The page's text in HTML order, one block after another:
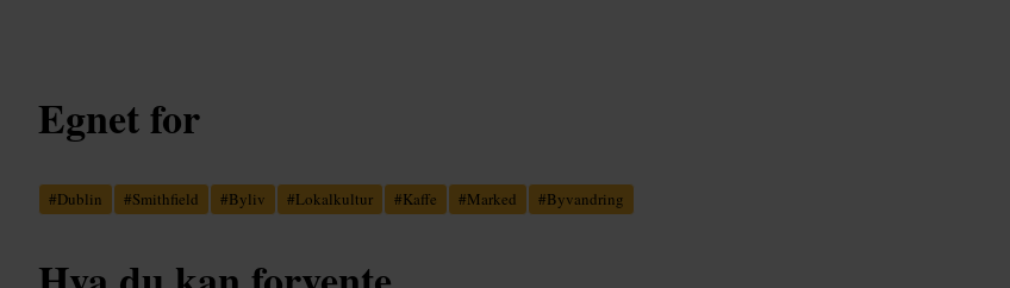
Egnet for
#Dublin #Smithfield #Byliv #Lokalkultur #Kaffe #Marked #Byvandring